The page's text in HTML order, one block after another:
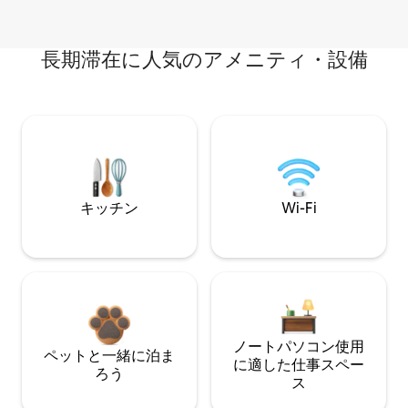
長期滞在に人気のアメニティ・設備
キッチン Wi-Fi
ペットと一緒に泊ま
ろう
ノートパソコン使用
に適した仕事スペー
ス